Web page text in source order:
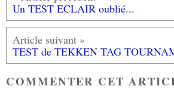
Un TEST ECLAIR oublié...
COMMENTER CET